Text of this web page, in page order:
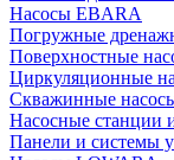
Насосы EBARA
Погружные
Поверхностные
Циркуляционные
Скважинные
Насосные станции
Панели и системы